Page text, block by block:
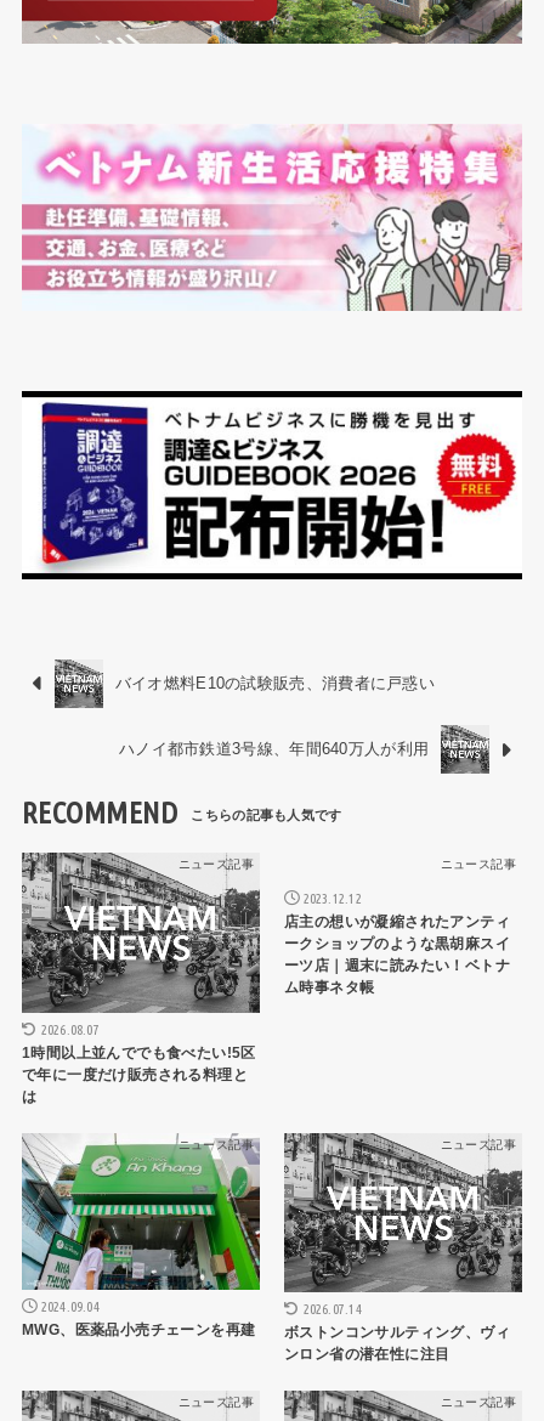
バイオ燃料E10の試験販売、消費者に戸惑い
ハノイ都市鉄道3号線、年間640万人が利用
RECOMMEND
ニュース記事
2026.08.07
1時間以上並んででも食べたい!5区
で年に一度だけ販売される料理と
は
ニュース記事
2023.12.12
店主の想いが凝縮されたアンティ
ークショップのような黒胡麻スイ
ーツ店｜週末に読みたい！ベトナ
ム時事ネタ帳
ニュース記事
2024.09.04
MWG、医薬品小売チェーンを再建
ニュース記事
2026.07.14
ボストンコンサルティング、ヴィ
ンロン省の潜在性に注目
ニュース記事 ニュース記事